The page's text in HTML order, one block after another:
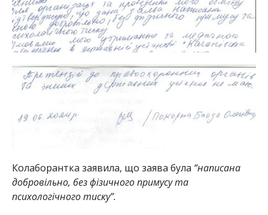
Колаборантка заявила, що заява була “написана
добровільно, без фізичного примусу та
психологічного тиску”.